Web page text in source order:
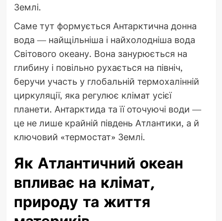
Землі.
Саме тут формується Антарктична донна
вода — найщільніша і найхолодніша вода
Світового океану. Вона занурюється на
глибину і повільно рухається на північ,
беручи участь у глобальній термохалінній
циркуляції, яка регулює клімат усієї
планети. Антарктида та її оточуючі води —
це не лише крайній південь Атлантики, а й
ключовий «термостат» Землі.
Як Атлантичний океан
впливає на клімат,
природу та життя